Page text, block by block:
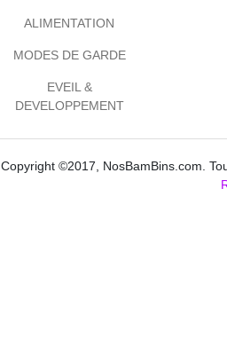
ALIMENTATION
MODES DE GARDE
EVEIL &
DEVELOPPEMENT
Copyright ©2017, NosBamBins.com.